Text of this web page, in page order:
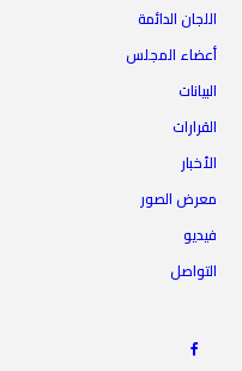
اللجان الدائمة
أعضاء المجلس
البيانات
القرارات
الأخبار
معرض الصور
فيديو
التواصل
المبعوث